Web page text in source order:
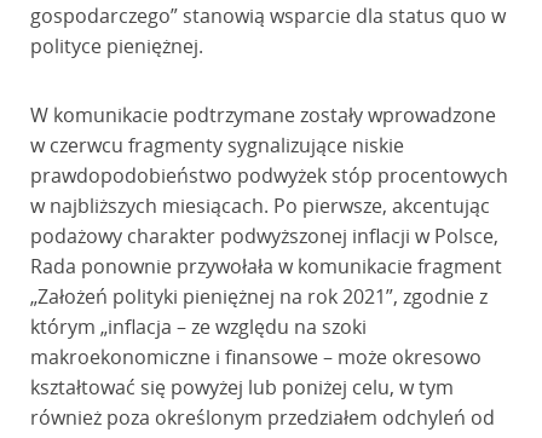
gospodarczego” stanowią wsparcie dla status quo w
polityce pieniężnej.
W komunikacie podtrzymane zostały wprowadzone
w czerwcu fragmenty sygnalizujące niskie
prawdopodobieństwo podwyżek stóp procentowych
w najbliższych miesiącach. Po pierwsze, akcentując
podażowy charakter podwyższonej inflacji w Polsce,
Rada ponownie przywołała w komunikacie fragment
„Założeń polityki pieniężnej na rok 2021”, zgodnie z
którym „inflacja – ze względu na szoki
makroekonomiczne i finansowe – może okresowo
kształtować się powyżej lub poniżej celu, w tym
również poza określonym przedziałem odchyleń od